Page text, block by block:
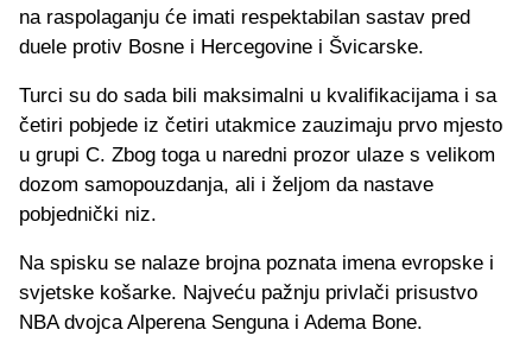
na raspolaganju će imati respektabilan sastav pred
duele protiv Bosne i Hercegovine i Švicarske.
Turci su do sada bili maksimalni u kvalifikacijama i sa
četiri pobjede iz četiri utakmice zauzimaju prvo mjesto
u grupi C. Zbog toga u naredni prozor ulaze s velikom
dozom samopouzdanja, ali i željom da nastave
pobjednički niz.
Na spisku se nalaze brojna poznata imena evropske i
svjetske košarke. Najveću pažnju privlači prisustvo
NBA dvojca Alperena Senguna i Adema Bone.